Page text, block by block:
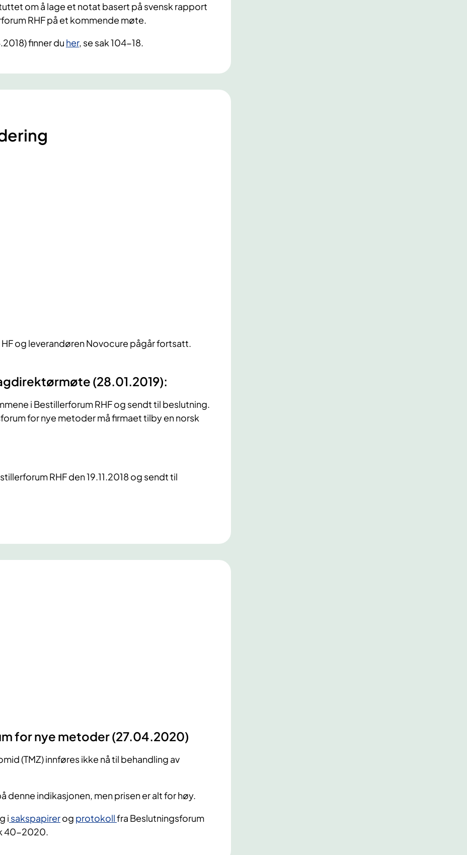
om å lage et notat basert på svensk rapport
RHF på et kommende møte.
finner du her, se sak 104-18.
og leverandøren Novocure pågår fortsatt.
(28.01.2019):
i Bestillerforum RHF og sendt til beslutning.
for nye metoder må firmaet tilby en norsk
RHF den 19.11.2018 og sendt til
for nye metoder (27.04.2020)
(TMZ) innføres ikke nå til behandling av
denne indikasjonen, men prisen er alt for høy.
i sakspapirerog protokollfra Beslutningsforum
40-2020.